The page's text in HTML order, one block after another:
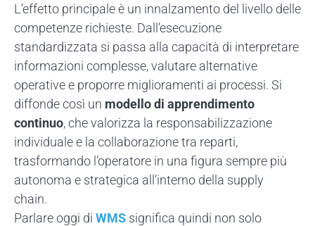
L’effetto principale è un innalzamento del livello delle
competenze richieste. Dall’esecuzione
standardizzata si passa alla capacità di interpretare
informazioni complesse, valutare alternative
operative e proporre miglioramenti ai processi. Si
diffonde così un modello di apprendimento
continuo, che valorizza la responsabilizzazione
individuale e la collaborazione tra reparti,
trasformando l’operatore in una figura sempre più
autonoma e strategica all’interno della supply
chain.
Parlare oggi di WMS significa quindi non solo